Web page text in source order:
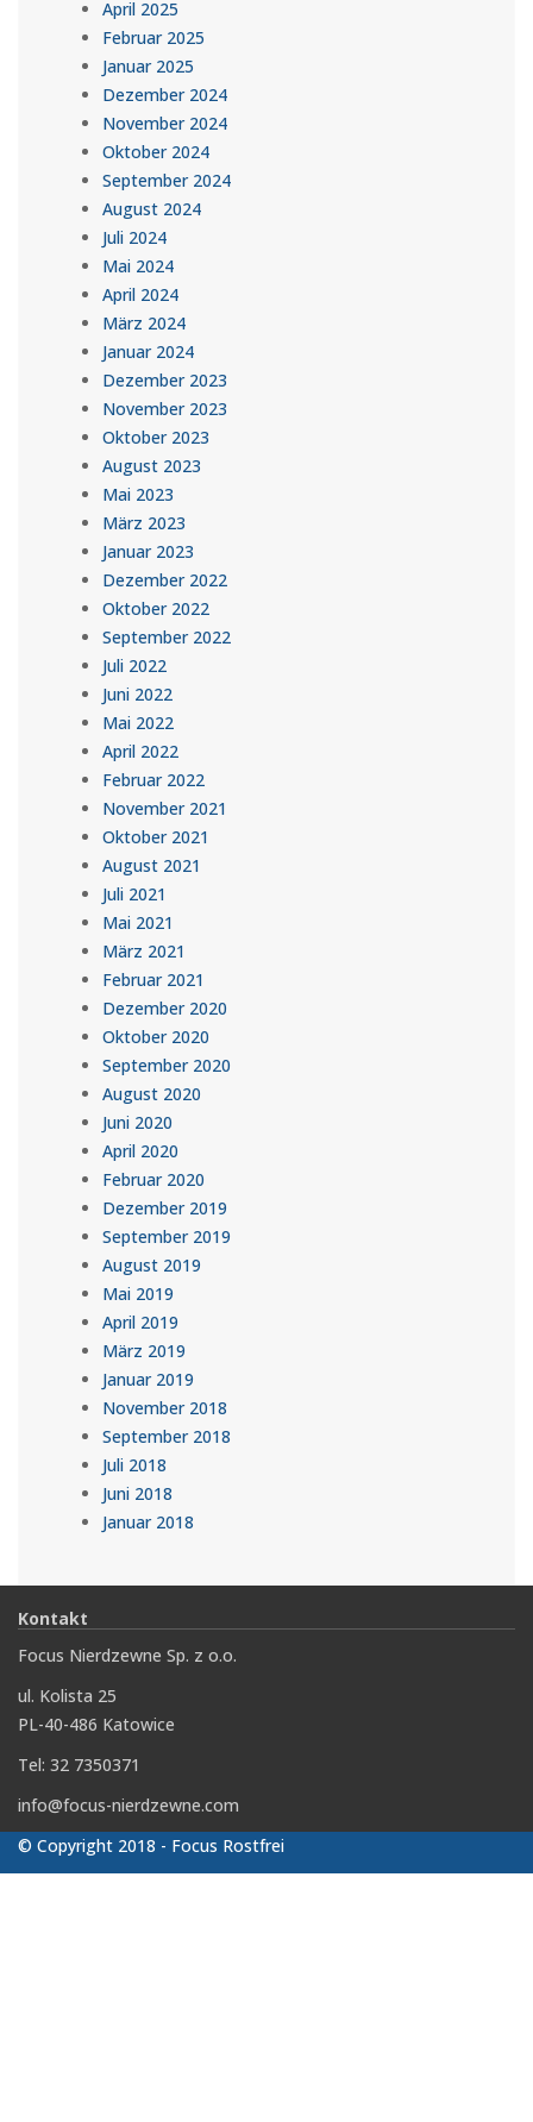
April 2025
Februar 2025
Januar 2025
Dezember 2024
November 2024
Oktober 2024
September 2024
August 2024
Juli 2024
Mai 2024
April 2024
März 2024
Januar 2024
Dezember 2023
November 2023
Oktober 2023
August 2023
Mai 2023
März 2023
Januar 2023
Dezember 2022
Oktober 2022
September 2022
Juli 2022
Juni 2022
Mai 2022
April 2022
Februar 2022
November 2021
Oktober 2021
August 2021
Juli 2021
Mai 2021
März 2021
Februar 2021
Dezember 2020
Oktober 2020
September 2020
August 2020
Juni 2020
April 2020
Februar 2020
Dezember 2019
September 2019
August 2019
Mai 2019
April 2019
März 2019
Januar 2019
November 2018
September 2018
Juli 2018
Juni 2018
Januar 2018
Kontakt
Focus Nierdzewne Sp. z o.o.
ul. Kolista 25
PL-40-486 Katowice
Tel: 32 7350371
info@focus-nierdzewne.com
© Copyright 2018 - Focus Rostfrei